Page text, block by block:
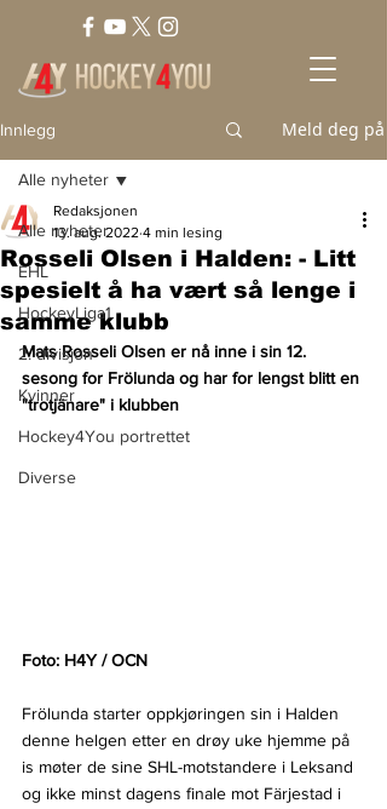
Innlegg Meld deg på
Alle nyheter
EHL
HockeyLiga1
2. divisjon
Kvinner
Hockey4You portrettet
Diverse
Alle nyheter
Rosseli Olsen i Halden: - Litt
spesielt å ha vært så lenge i
samme klubb
Redaksjonen
13. aug. 2022 4 min lesing
Mats Rosseli Olsen er nå inne i sin 12.
sesong for Frölunda og har for lengst blitt en
"trotjänare" i klubben
Foto: H4Y / OCN
Frölunda starter oppkjøringen sin i Halden
denne helgen etter en drøy uke hjemme på
is møter de sine SHL-motstandere i Leksand
og ikke minst dagens finale mot Färjestad i